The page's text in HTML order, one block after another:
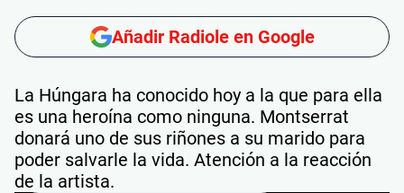
Añadir Radiole en Google
La Húngara ha conocido hoy a la que para ella
es una heroína como ninguna. Montserrat
donará uno de sus riñones a su marido para
poder salvarle la vida. Atención a la reacción
de la artista.